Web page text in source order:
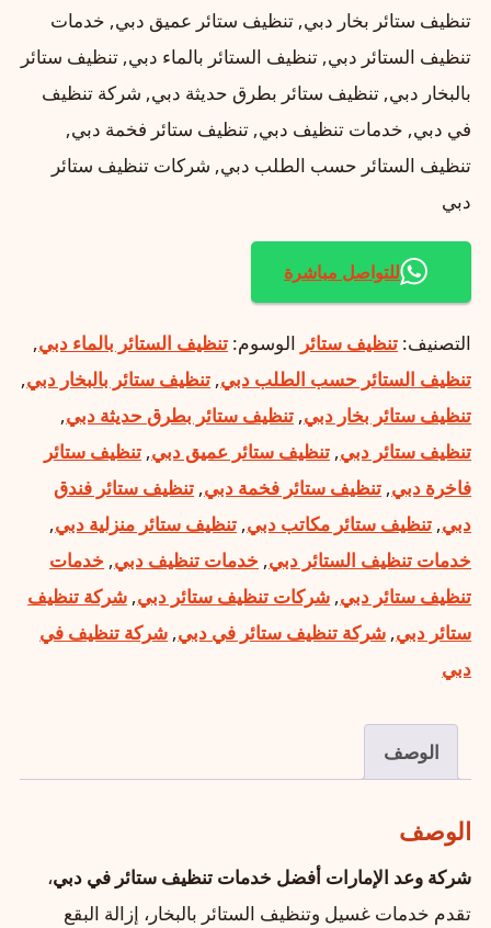
تنظيف ستائر بخار دبي, تنظيف ستائر عميق دبي, خدمات
تنظيف الستائر دبي, تنظيف الستائر بالماء دبي, تنظيف ستائر
بالبخار دبي, تنظيف ستائر بطرق حديثة دبي, شركة تنظيف
في دبي, خدمات تنظيف دبي, تنظيف ستائر فخمة دبي,
تنظيف الستائر حسب الطلب دبي, شركات تنظيف ستائر
دبي
للتواصل مباشرة
التصنيف: تنظيف ستائر الوسوم: تنظيف الستائر بالماء دبي,
تنظيف الستائر حسب الطلب دبي, تنظيف ستائر بالبخار دبي,
تنظيف ستائر بخار دبي, تنظيف ستائر بطرق حديثة دبي,
تنظيف ستائر دبي, تنظيف ستائر عميق دبي, تنظيف ستائر
فاخرة دبي, تنظيف ستائر فخمة دبي, تنظيف ستائر فندق
دبي, تنظيف ستائر مكاتب دبي, تنظيف ستائر منزلية دبي,
خدمات تنظيف الستائر دبي, خدمات تنظيف دبي, خدمات
تنظيف ستائر دبي, شركات تنظيف ستائر دبي, شركة تنظيف
ستائر دبي, شركة تنظيف ستائر في دبي, شركة تنظيف في
دبي
الوصف
الوصف
شركة وعد الإمارات أفضل خدمات تنظيف ستائر في دبي،
تقدم خدمات غسيل وتنظيف الستائر بالبخار، إزالة البقع